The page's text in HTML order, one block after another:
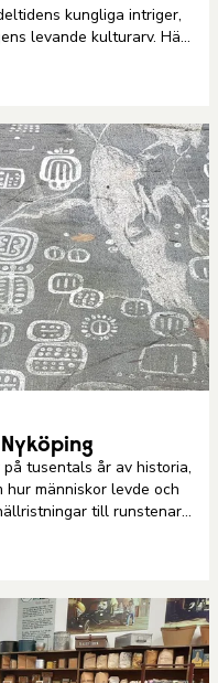
kungliga intriger,
levande kulturarv. Här
upplevelser – allt på
rika historia.
tusentals år av historia,
människor levde och
till runstenar
som vill göra en tidsresa